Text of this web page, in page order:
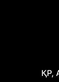
ҚР,